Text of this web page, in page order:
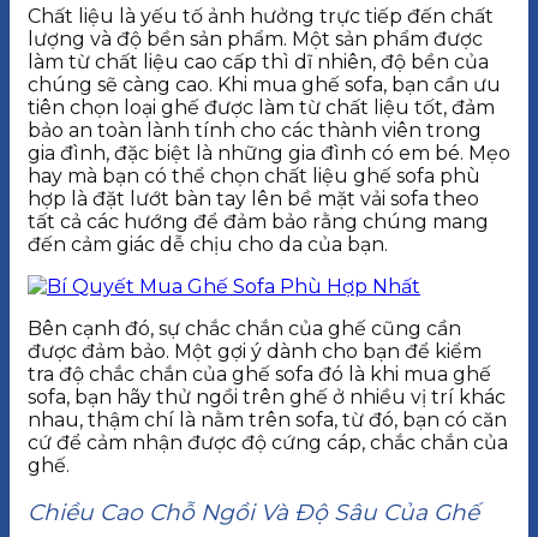
Chất liệu là yếu tố ảnh hưởng trực tiếp đến chất
lượng và độ bền sản phẩm. Một sản phẩm được
làm từ chất liệu cao cấp thì dĩ nhiên, độ bền của
chúng sẽ càng cao. Khi mua ghế sofa, bạn cần ưu
tiên chọn loại ghế được làm từ chất liệu tốt, đảm
bảo an toàn lành tính cho các thành viên trong
gia đình, đặc biệt là những gia đình có em bé. Mẹo
hay mà bạn có thể chọn chất liệu ghế sofa phù
hợp là đặt lướt bàn tay lên bề mặt vải sofa theo
tất cả các hướng để đảm bảo rằng chúng mang
đến cảm giác dễ chịu cho da của bạn.
Bên cạnh đó, sự chắc chắn của ghế cũng cần
được đảm bảo. Một gợi ý dành cho bạn để kiểm
tra độ chắc chắn của ghế sofa đó là khi mua ghế
sofa, bạn hãy thử ngồi trên ghế ở nhiều vị trí khác
nhau, thậm chí là nằm trên sofa, từ đó, bạn có căn
cứ để cảm nhận được độ cứng cáp, chắc chắn của
ghế.
Chiều Cao Chỗ Ngồi Và Độ Sâu Của Ghế